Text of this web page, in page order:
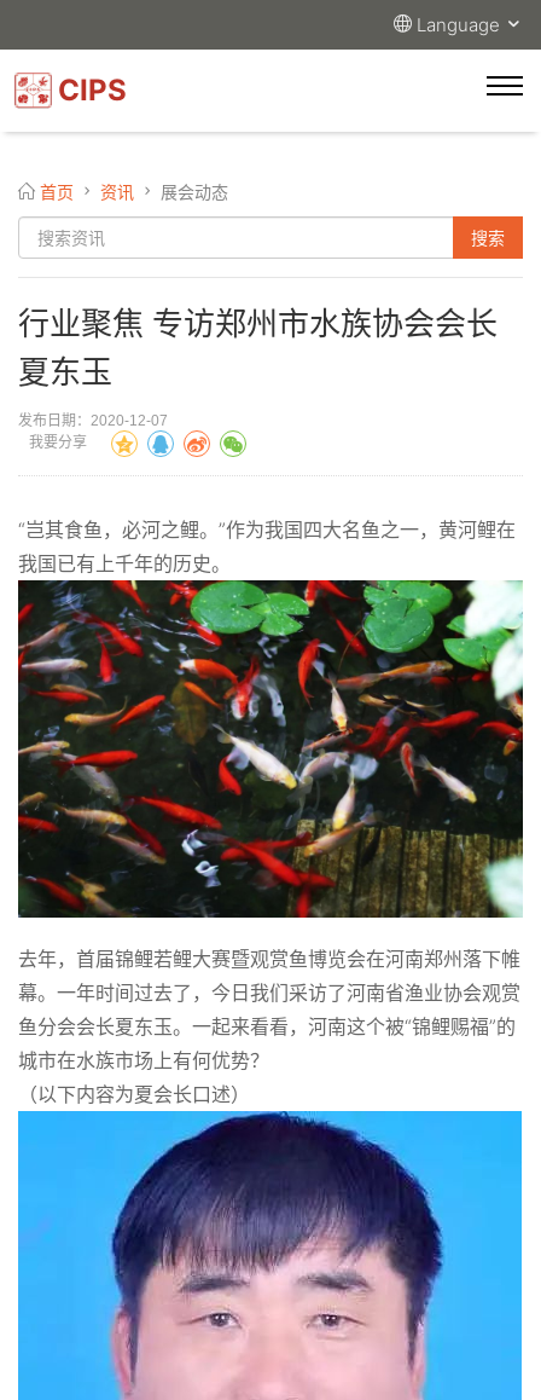
Language
CIPS
首页 资讯 展会动态
行业聚焦 专访郑州市水族协会会长
夏东玉
发布日期：2020-12-07
我要分享
“岂其食鱼，必河之鲤。”作为我国四大名鱼之一，黄河鲤在
我国已有上千年的历史。
去年，首届锦鲤若鲤大赛暨观赏鱼博览会在河南郑州落下帷
幕。一年时间过去了，今日我们采访了河南省渔业协会观赏
鱼分会会长夏东玉。一起来看看，河南这个被“锦鲤赐福”的
城市在水族市场上有何优势？
（以下内容为夏会长口述）